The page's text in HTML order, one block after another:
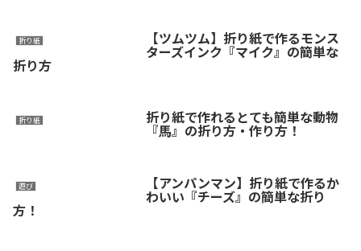
折り紙 【ツムツム】折り紙で作るモンス
ターズインク『マイク』の簡単な
折り方
折り紙 折り紙で作れるとても簡単な動物
『馬』の折り方・作り方！
遊び 【アンパンマン】折り紙で作るか
わいい『チーズ』の簡単な折り
方！